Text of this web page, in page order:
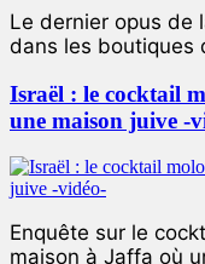
Le dernier opus de
dans les boutiques
Israël : le cocktail
une maison juive -
Enquête sur le
maison à Jaffa où